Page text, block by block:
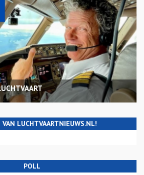
VAN LUCHTVAARTNIEUWS.NL!
POLL